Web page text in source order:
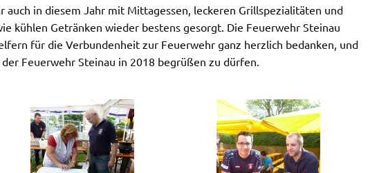
auch in diesem Jahr mit Mittagessen, leckeren Grillspezialitäten und
kühlen Getränken wieder bestens gesorgt. Die Feuerwehr Steinau
für die Verbundenheit zur Feuerwehr ganz herzlich bedanken, und
Feuerwehr Steinau in 2018 begrüßen zu dürfen.